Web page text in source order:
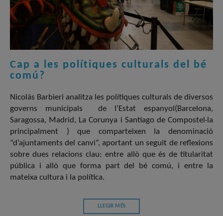
Cap a les polítiques culturals del bé
comú?
Nicolás Barbieri analitza les polítiques culturals de diversos
governs municipals de l’Estat espanyol(Barcelona,
Saragossa, Madrid, La Corunya i Santiago de Compostel·la
principalment ) que comparteixen la denominació
“d’ajuntaments del canvi”, aportant un seguit de reflexions
sobre dues relacions clau: entre allò que és de titularitat
pública i allò que forma part del bé comú, i entre la
mateixa cultura i la política.
LLEGIR MÉS